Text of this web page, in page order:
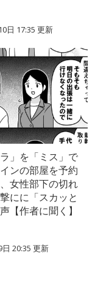
日 17:35 更新
ラ」を「ミス」で
ンの部屋を予約
女性部下の切れ
にに「スカッと
【作者に聞く】
20:35 更新